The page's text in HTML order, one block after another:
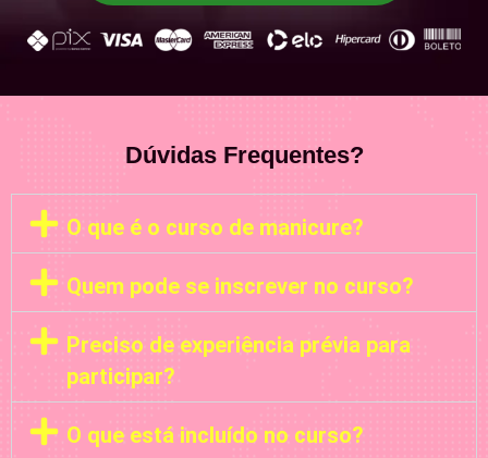
Dúvidas Frequentes?
O que é o curso de manicure?
Quem pode se inscrever no curso?
Preciso de experiência prévia para
participar?
O que está incluído no curso?